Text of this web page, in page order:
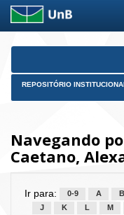
Skip
REPOSITÓRIO
Navegando
Caetano,
Ir para: 0-9 A B
J
K L M